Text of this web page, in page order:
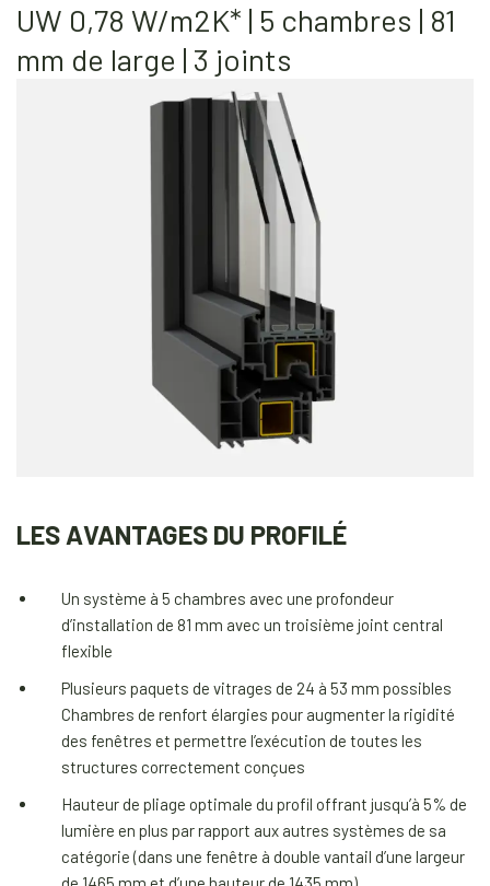
UW 0,78 W/m2K* | 5 chambres | 81
mm de large | 3 joints
LES AVANTAGES DU PROFILÉ
Un système à 5 chambres avec une profondeur
d’installation de 81 mm avec un troisième joint central
flexible
Plusieurs paquets de vitrages de 24 à 53 mm possibles
Chambres de renfort élargies pour augmenter la rigidité
des fenêtres et permettre l’exécution de toutes les
structures correctement conçues
Hauteur de pliage optimale du profil offrant jusqu’à 5% de
lumière en plus par rapport aux autres systèmes de sa
catégorie (dans une fenêtre à double vantail d’une largeur